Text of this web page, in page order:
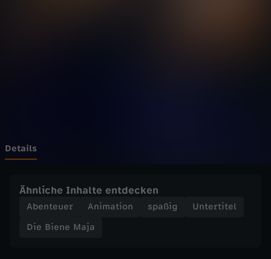
-
M
a
Details
Ähnliche Inhalte entdecken
Abenteuer Animation spaßig
Untertitel
Die Biene Maja